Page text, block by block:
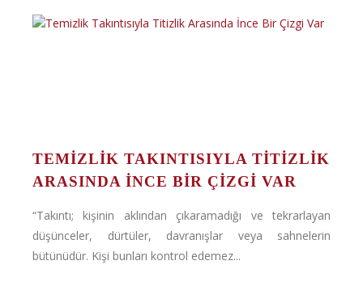
TEMIZLIK TAKINTISIYLA TITIZLIK
ARASINDA İNCE BIR ÇIZGI VAR
“Takıntı; kişinin aklından çıkaramadığı ve tekrarlayan
düşünceler, dürtüler, davranışlar veya sahnelerin
bütünüdür. Kişi bunları kontrol edemez...